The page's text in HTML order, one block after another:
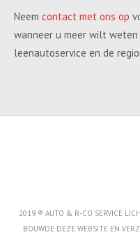
Neem contact met ons op
wanneer u meer wilt weten
leenautoservice en de
2019 ® AUTO & R-CO SERVICE
BOUWDE DEZE WEBSITE EN